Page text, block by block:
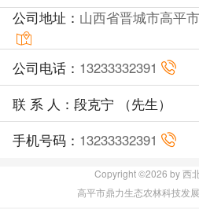
公司地址： 山西省晋城市高平
公司电话： 13233332391
联 系 人：段克宁 （先生）
手机号码： 13233332391
Copyright ©2026 by 西
高平市鼎力生态农林科技发